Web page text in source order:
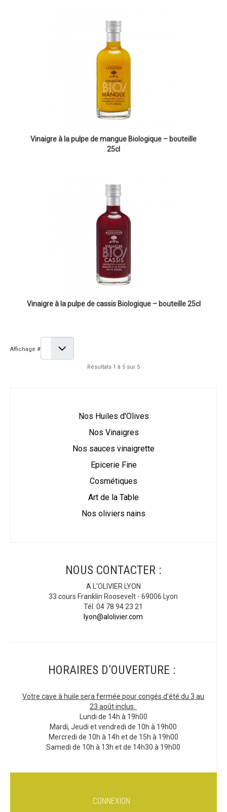
Vinaigre à la pulpe de mangue Biologique – bouteille
25cl
Vinaigre à la pulpe de cassis Biologique – bouteille 25cl
Affichage #
Résultats 1 à 5 sur 5
Nos Huiles d'Olives
Nos Vinaigres
Nos sauces vinaigrette
Epicerie Fine
Cosmétiques
Art de la Table
Nos oliviers nains
NOUS CONTACTER :
A L'OLIVIER LYON
33 cours Franklin Roosevelt - 69006 Lyon
Tél. 04 78 94 23 21
lyon@alolivier.com
HORAIRES D’OUVERTURE :
Votre cave à huile sera fermée pour congés d'été du 3 au
23 août inclus.
Lundi de 14h à 19h00
Mardi, Jeudi et vendredi de 10h à 19h00
Mercredi de 10h à 14h et de 15h à 19h00
Samedi de 10h à 13h et de 14h30 à 19h00
CONNEXION